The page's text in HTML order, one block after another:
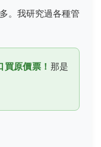
。我研究過各種管
原價票！ 那是